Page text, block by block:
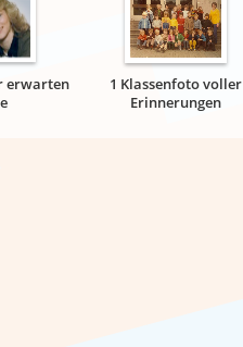
erwarten
1 Klassenfoto voller
Erinnerungen